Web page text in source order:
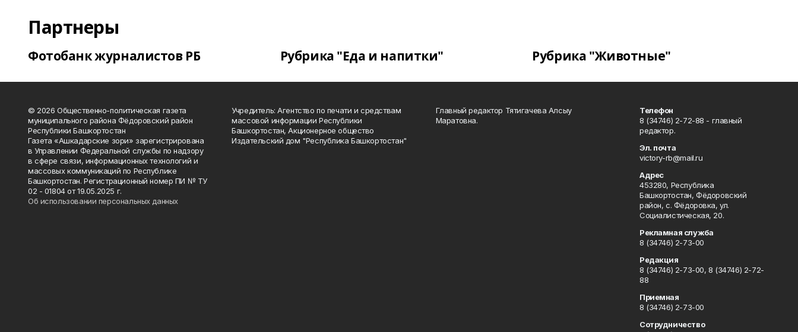
Партнеры
Фотобанк журналистов РБ Рубрика "Еда и напитки" Рубрика "Животные"
© 2026 Общественно-политическая газета
муниципального района Фёдоровский район
Республики Башкортостан
Газета «Ашкадарские зори» зарегистрирована
в Управлении Федеральной службы по надзору
в сфере связи, информационных технологий и
массовых коммуникаций по Республике
Башкортостан. Регистрационный номер ПИ № ТУ
02 - 01804 от 19.05.2025 г.
Об использовании персональных данных
Учредитель: Агентство по печати и средствам
массовой информации Республики
Башкортостан, Акционерное общество
Издательский дом "Республика Башкортостан"
Главный редактор Тятигачева Алсыу
Маратовна.
Телефон
8 (34746) 2-72-88 - главный
редактор.
Эл. почта
victory-rb@mail.ru
Адрес
453280, Республика
Башкортостан, Фёдоровский
район, с. Фёдоровка, ул.
Социалистическая, 20.
Рекламная служба
8 (34746) 2-73-00
Редакция
8 (34746) 2-73-00, 8 (34746) 2-72-
88
Приемная
8 (34746) 2-73-00
Сотрудничество